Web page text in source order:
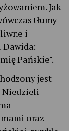
Jak
tłumy
i
Dawida:
Pańskie".
jest
Niedzieli
oraz